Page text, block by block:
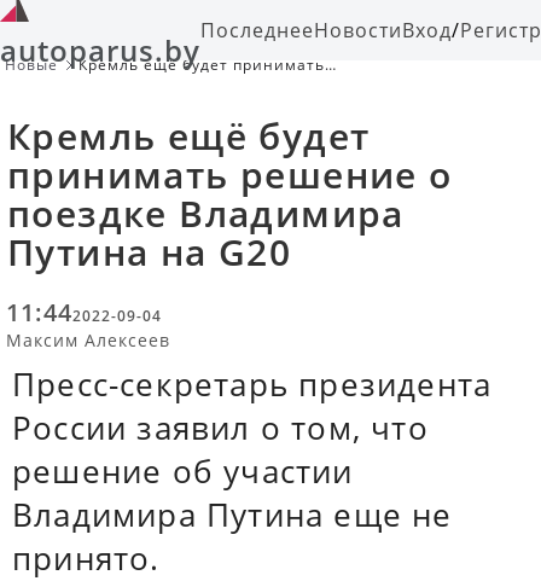
autoparus.byПоследнееНовостиВход/
Новые
Кремль ещё будет принимать
Кремль ещё будет
принимать решение о
поездке Владимира
Путина на G20
11:442022-09-04
Максим Алексеев
Пресс-секретарь президента
России заявил о том, что
решение об участии
Владимира Путина еще не
принято.